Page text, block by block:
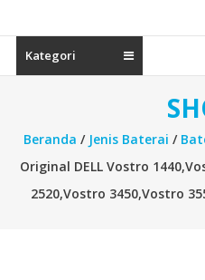
id.com
Kategori
Beranda / Jenis Baterai /
Original DELL Vostro
2520,Vostro 3450,Vostro